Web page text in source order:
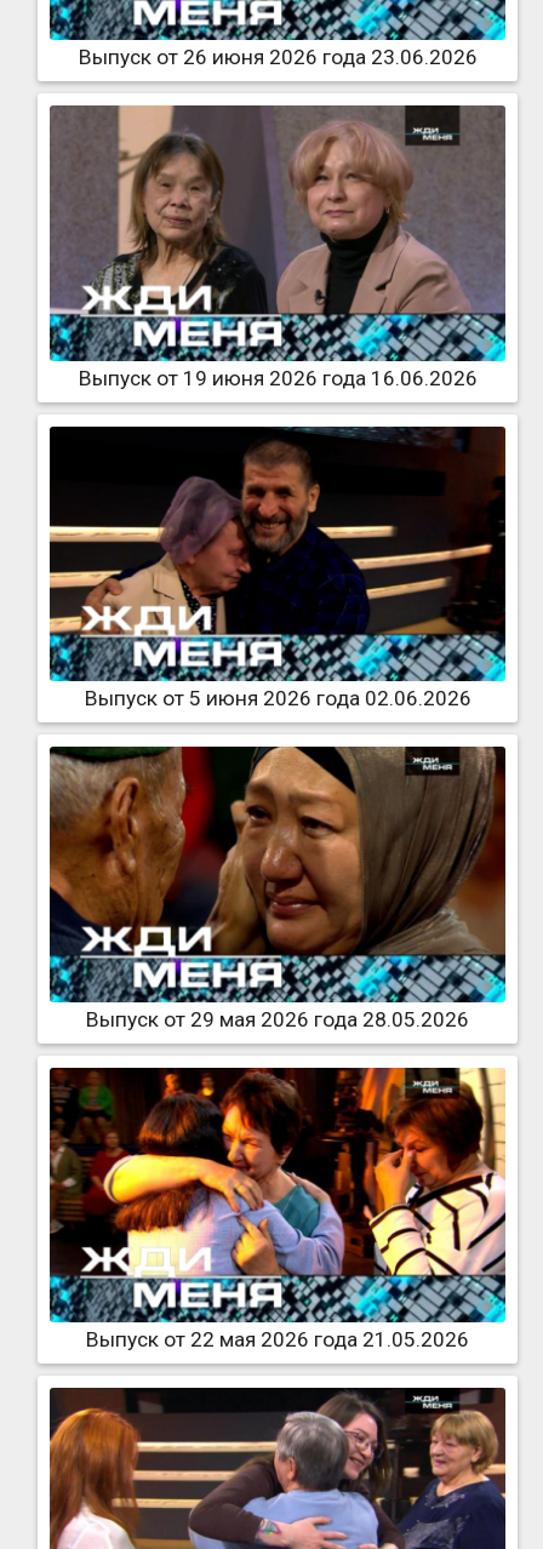
Выпуск от 26 июня 2026 года 23.06.2026
Выпуск от 19 июня 2026 года 16.06.2026
Выпуск от 5 июня 2026 года 02.06.2026
Выпуск от 29 мая 2026 года 28.05.2026
Выпуск от 22 мая 2026 года 21.05.2026